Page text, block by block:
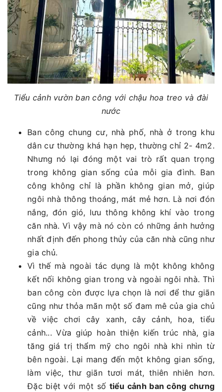
Tiểu cảnh vườn ban công với chậu hoa treo và đài
nước
Ban công chung cư, nhà phố, nhà ở trong khu
dân cư thường khá hạn hẹp, thường chỉ 2- 4m2.
Nhưng nó lại đóng một vai trò rất quan trọng
trong không gian sống của mỗi gia đình. Ban
công không chỉ là phần không gian mở, giúp
ngôi nhà thông thoáng, mát mẻ hơn. Là nơi đón
nắng, đón gió, lưu thông không khí vào trong
căn nhà. Vì vậy mà nó còn có những ảnh hưởng
nhất định đến phong thủy của căn nhà cũng như
gia chủ.
Vì thế mà ngoài tác dụng là một không không
kết nối không gian trong và ngoài ngôi nhà. Thì
ban công còn được lựa chọn là nơi để thư giãn
cũng như thỏa mãn một số đam mê của gia chủ
về việc chơi cây xanh, cây cảnh, hoa, tiểu
cảnh... Vừa giúp hoàn thiện kiến trúc nhà, gia
tăng giá trị thẩm mỹ cho ngôi nhà khi nhìn từ
bên ngoài. Lại mang đến một không gian sống,
làm việc, thư giãn tươi mát, thiên nhiên hơn.
Đặc biệt với một số tiểu cảnh ban công chưng